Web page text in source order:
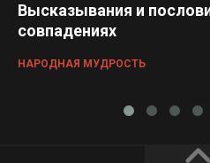
Высказывания и
совпадениях
НАРОДНАЯ МУДРОСТЬ